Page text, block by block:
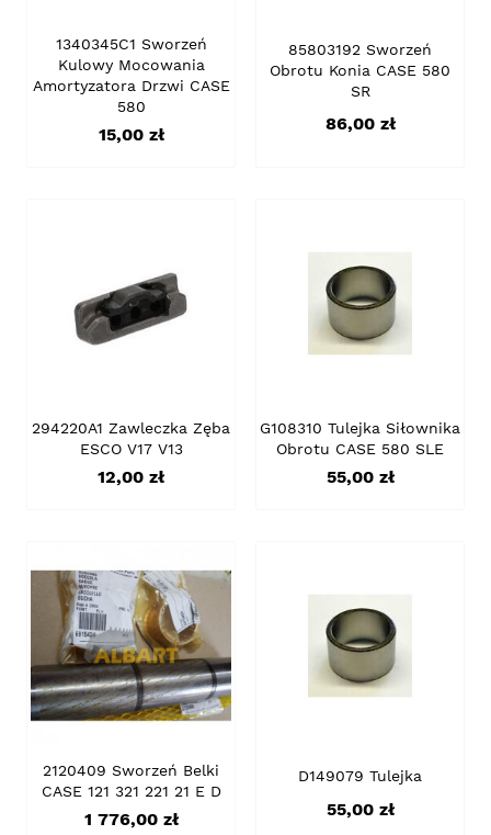
1340345C1 Sworzeń
Kulowy Mocowania
Amortyzatora Drzwi CASE
580
Cena
15,00 zł
85803192 Sworzeń
Obrotu Konia CASE 580
SR
Cena
86,00 zł
294220A1 Zawleczka Zęba
ESCO V17 V13
Cena
12,00 zł
G108310 Tulejka Siłownika
Obrotu CASE 580 SLE
Cena
55,00 zł
2120409 Sworzeń Belki
CASE 121 321 221 21 E D
Cena
1 776,00 zł
D149079 Tulejka
Cena
55,00 zł